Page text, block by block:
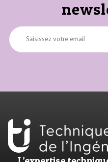
Saisissez votre email